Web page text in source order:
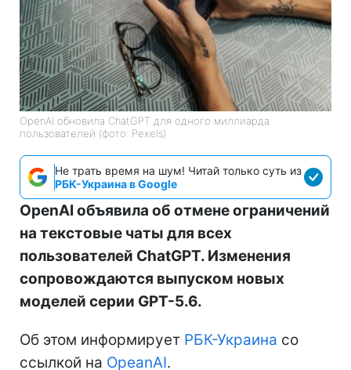
OpenAI обновила ChatGPT для одного миллиарда
пользователей (фото: Pexels)
Не трать время на шум! Читай только суть из
РБК-Украина в Google
OpenAI объявила об отмене ограничений
на текстовые чаты для всех
пользователей ChatGPT. Изменения
сопровождаются выпуском новых
моделей серии GPT-5.6.
Об этом информирует РБК-Украина со
ссылкой на OpeanAI.